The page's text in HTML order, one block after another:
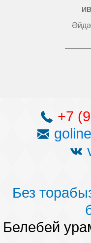
+7
Без
Белебей